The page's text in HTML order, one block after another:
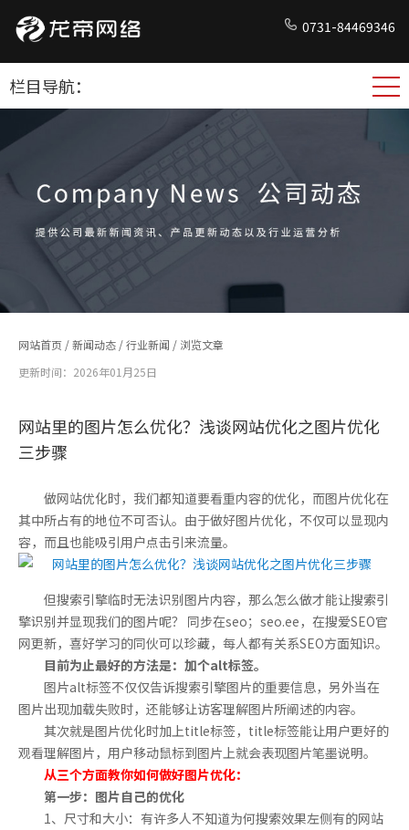
0731-84469346
栏目导航：
网站首页 /新闻动态 /行业新闻 / 浏览文章
更新时间：2026年01月25日
网站里的图片怎么优化？浅谈网站优化之图片优化
三步骤
做网站优化时，我们都知道要看重内容的优化，而图片优化在
其中所占有的地位不可否认。由于做好图片优化，不仅可以显现内
容，而且也能吸引用户点击引来流量。
但搜索引擎临时无法识别图片内容，那么怎么做才能让搜索引
擎识别并显现我们的图片呢？ 同步在seo；seo.ee，在搜爱SEO官
网更新，喜好学习的同伙可以珍藏，每人都有关系SEO方面知识。
目前为止最好的方法是：加个alt标签。
图片alt标签不仅仅告诉搜索引擎图片的重要信息，另外当在
图片出现加载失败时，还能够让访客理解图片所阐述的内容。
其次就是图片优化时加上title标签，title标签能让用户更好的
观看理解图片，用户移动鼠标到图片上就会表现图片笔墨说明。
从三个方面教你如何做好图片优化：
第一步：图片自己的优化
1、尺寸和大小：有许多人不知道为何搜索效果左侧有的网站